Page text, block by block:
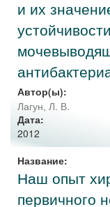
и их
Автор(ы):
Лагун, Л. В.
Дата:
2012
Название:
Наш опыт
первичного